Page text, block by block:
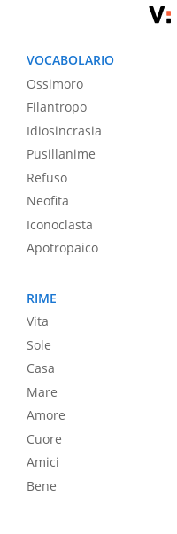
VOCABOLARIO
Ossimoro
Filantropo
Idiosincrasia
Pusillanime
Refuso
Neofita
Iconoclasta
Apotropaico
RIME
Vita
Sole
Casa
Mare
Amore
Cuore
Amici
Bene